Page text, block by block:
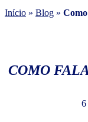
Início » Blog »
COMO
6